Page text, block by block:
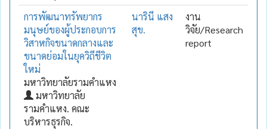
การพัฒนาทรัพยากร
มนุษย์ของผู้ประกอบการ
วิสาหกิจขนาดกลางและ
ขนาดย่อมในยุควิถีชีวิต
ใหม่
มหาวิทยาลัยรามคำแหง
มหาวิทยาลัย
รามคำแหง. คณะ
บริหารธุรกิจ.
นารินี แสง
สุข.
งาน
วิจัย/Research
report